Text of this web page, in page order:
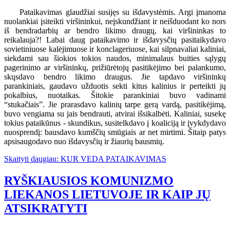
Pataikavimas glaudžiai susijęs su išdavystėmis. Argi įmanoma
nuolankiai įsiteikti viršininkui, neįskundžiant ir neišduodant ko nors
iš bendradarbių ar bendro likimo draugų, kai viršininkas to
reikalauja?! Labai daug pataikavimo ir išdavysčių pasitaikydavo
sovietiniuose kalėjimuose ir konclageriuose, kai silpnavaliai kaliniai,
siekdami sau šiokios tokios naudos, minimalaus buities sąlygų
pagerinimo ar viršininkų, prižiūrėtojų pasitikėjimo bei palankumo,
skųsdavo bendro likimo draugus. Jie tapdavo viršininkų
parankiniais, gaudavo užduotis sekti kitus kalinius ir perteikti jų
pokalbius, nuotaikas. Šitokie parankiniai buvo vadinami
“stukačiais”. Jie prarasdavo kalinių tarpe gerą vardą, pasitikėjimą,
buvo vengiama su jais bendrauti, atvirai išsikalbėti. Kaliniai, susekę
tokius pataikūnus - skundikus, susitelkdavo į koaliciją ir įvykdydavo
nuosprendį: bausdavo kumščių smūgiais ar net mirtimi. Šitaip patys
apsisaugodavo nuo išdavysčių ir žiaurių bausmių.
Skaityti daugiau: KUR VEDA PATAIKAVIMAS
RYŠKIAUSIOS KOMUNIZMO
LIEKANOS LIETUVOJE IR KAIP JŲ
ATSIKRATYTI